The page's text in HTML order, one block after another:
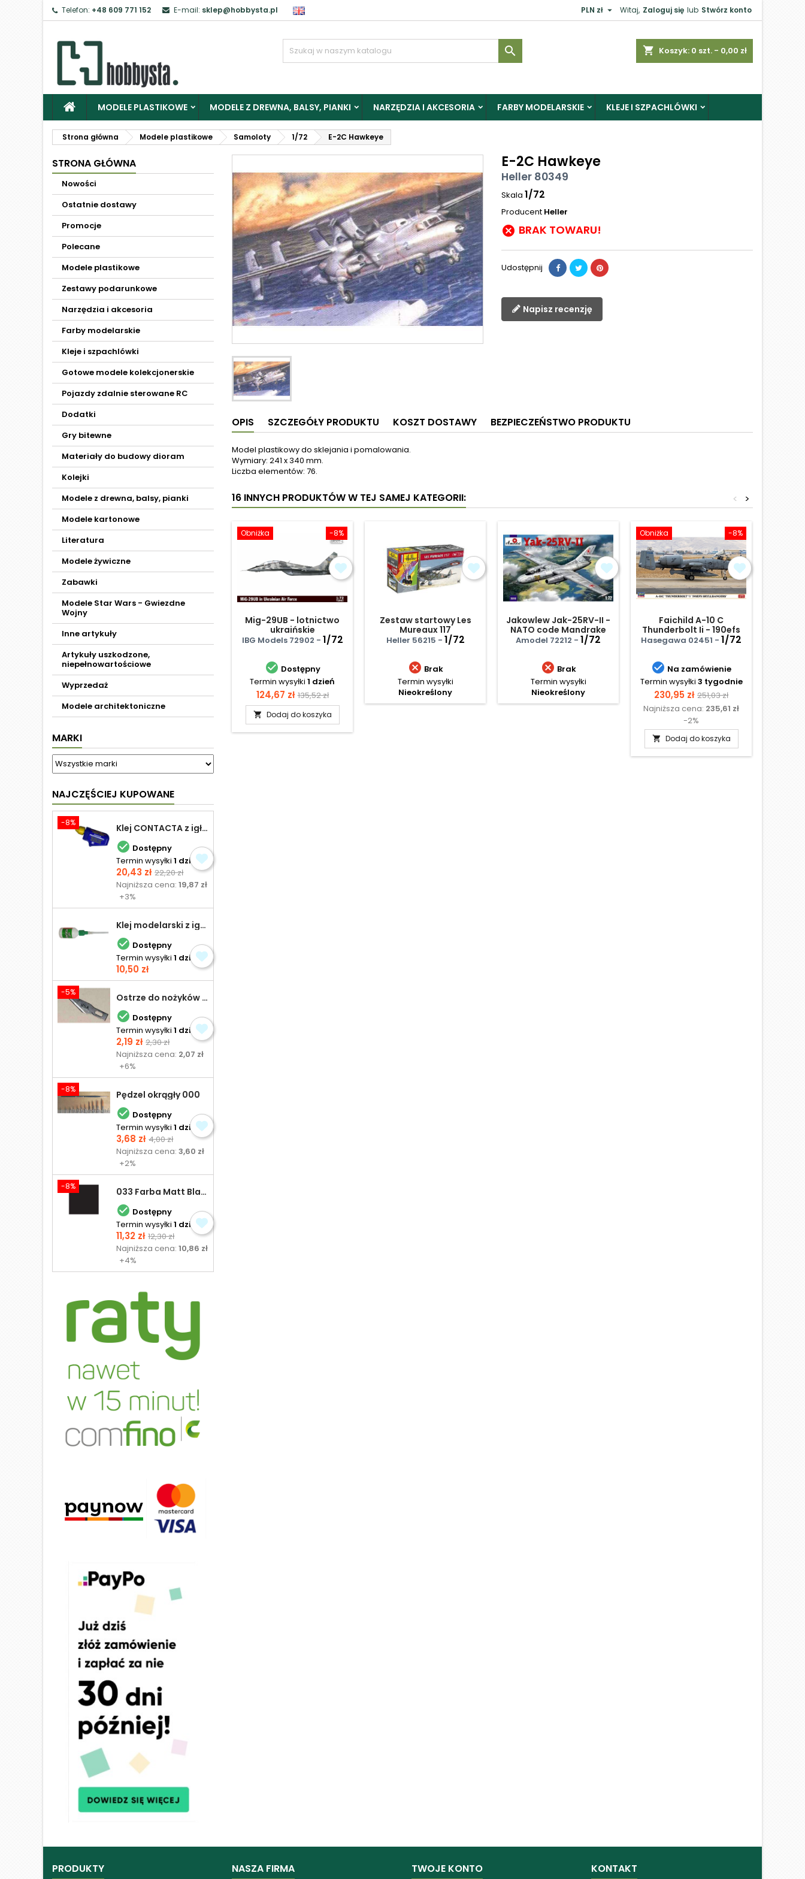
Telefon: +48 609 771 152 E-mail: sklep@hobbysta.pl Witaj, Zaloguj się lub Stwórz konto
PLN zł 
shopping_cart Koszyk: 0 szt. - 0,00 zł

MODELE PLASTIKOWE MODELE Z DREWNA, BALSY, PIANKI NARZĘDZIA I AKCESORIA FARBY MODELARSKIE KLEJE I SZPACHLÓWKI
Strona główna Modele plastikowe Samoloty 1/72 E-2C Hawkeye
STRONA GŁÓWNA
Nowości
Ostatnie dostawy
Promocje
Polecane
Modele plastikowe
Zestawy podarunkowe
Narzędzia i akcesoria
Farby modelarskie
Kleje i szpachlówki
Gotowe modele kolekcjonerskie
Pojazdy zdalnie sterowane RC
Dodatki
Gry bitewne
Materiały do budowy dioram
Kolejki
Modele z drewna, balsy, pianki
Modele kartonowe
Literatura
Modele żywiczne
Zabawki
Modele Star Wars - Gwiezdne
Wojny
Inne artykuły
Artykuły uszkodzone,
niepełnowartościowe
Wyprzedaż
Modele architektoniczne
MARKI
NAJCZĘŚCIEJ KUPOWANE
-8% Klej CONTACTA z igłą do plastiku 25,0 g
 Dostępny
Termin wysyłki 1 dzień
Cena
20,43 zł Cena
podstawowa
22,20 zł
Najniższa cena:19,87 zł
+3%
Klej modelarski z igłą 30 ml
 Dostępny
Termin wysyłki 1 dzień
Cena
10,50 zł
-5% Ostrze do nożyków Excel
 Dostępny
Termin wysyłki 1 dzień
Cena
2,19 zł Cena
podstawowa
2,30 zł
Najniższa cena: 2,07 zł
+6%
-8% Pędzel okrągły 000
 Dostępny
Termin wysyłki 1 dzień
Cena
3,68 zł Cena
podstawowa
4,00 zł
Najniższa cena:3,60 zł
+2%
-8% 033 Farba Matt Black - olejna
 Dostępny
Termin wysyłki 1 dzień
Cena
11,32 zł Cena
podstawowa
12,30 zł
Najniższa cena:10,86 zł
+4%
E-2C Hawkeye
Heller 80349
Skala 1/72
Producent Heller
 BRAK TOWARU!
Udostępnij
Napisz recenzję
OPIS SZCZEGÓŁY PRODUKTU KOSZT DOSTAWY BEZPIECZEŃSTWO PRODUKTU
Model plastikowy do sklejania i pomalowania.
Wymiary: 241 x 340 mm.
Liczba elementów: 76.
16 INNYCH PRODUKTÓW W TEJ SAMEJ KATEGORII: >
<
-8%
Obniżka
Mig-29UB - lotnictwo
ukraińskie
IBG Models 72902 - 1/72
 Dostępny
Termin wysyłki 1 dzień
Cena
124,67 zł Cena
podstawowa
135,52 zł
 Dodaj do koszyka
Zestaw startowy Les
Mureaux 117
Heller 56215 - 1/72
 Brak
Termin wysyłki
Nieokreślony
Jakowlew Jak-25RV-II -
NATO code Mandrake
Amodel 72212 - 1/72
 Brak
Termin wysyłki
Nieokreślony
-8%
Obniżka
Faichild A-10 C
Thunderbolt Ii - 190efs
Skullbangers
Hasegawa 02451 - 1/72
 Na zamówienie
Termin wysyłki 3 tygodnie
Cena
230,95 zł Cena
podstawowa
251,03 zł
Najniższa cena: 235,61 zł
-2%
 Dodaj do koszyka
PRODUKTY NASZA FIRMA TWOJE KONTO KONTAKT